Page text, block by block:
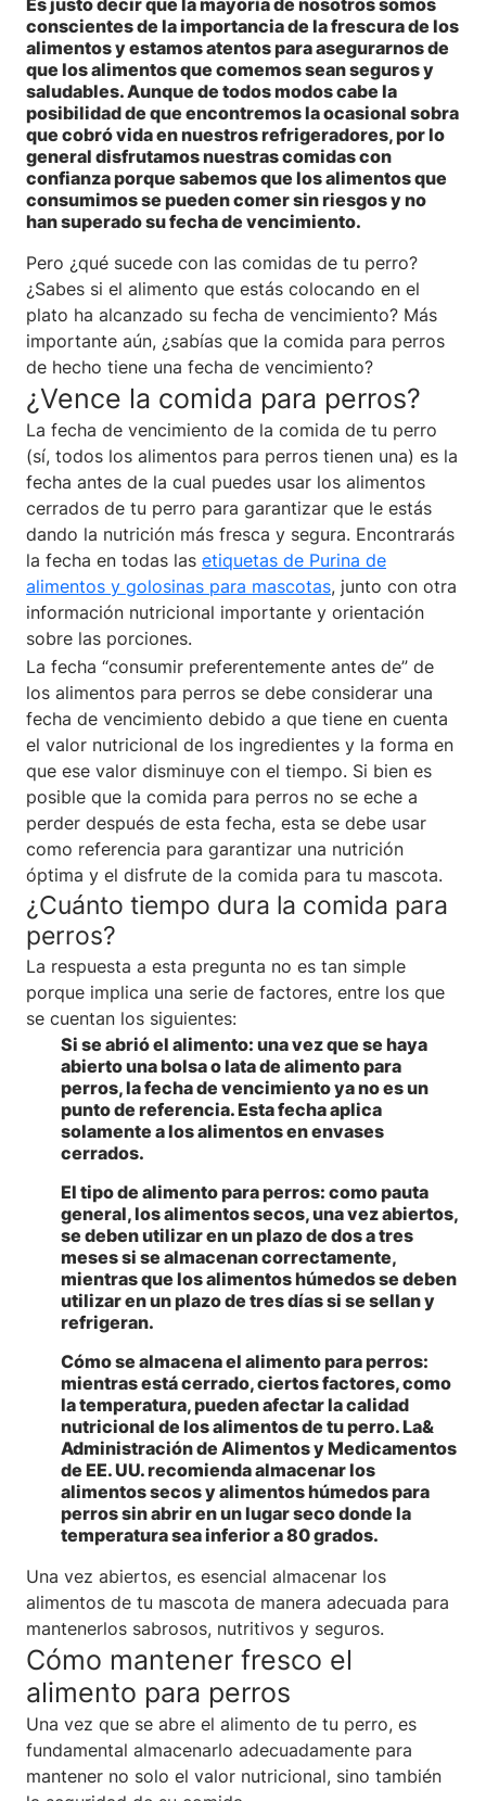
conscientes de la importancia de la frescura de los
alimentos y estamos atentos para asegurarnos de
que los alimentos que comemos sean seguros y
saludables. Aunque de todos modos cabe la
posibilidad de que encontremos la ocasional sobra
que cobró vida en nuestros refrigeradores, por lo
general disfrutamos nuestras comidas con
confianza porque sabemos que los alimentos que
consumimos se pueden comer sin riesgos y no
han superado su fecha de vencimiento.
Pero ¿qué sucede con las comidas de tu perro?
¿Sabes si el alimento que estás colocando en el
plato ha alcanzado su fecha de vencimiento? Más
importante aún, ¿sabías que la comida para perros
de hecho tiene una fecha de vencimiento?
¿Vence la comida para perros?
La fecha de vencimiento de la comida de tu perro
(sí, todos los alimentos para perros tienen una) es la
fecha antes de la cual puedes usar los alimentos
cerrados de tu perro para garantizar que le estás
dando la nutrición más fresca y segura. Encontrarás
la fecha en todas las etiquetas de Purina de
alimentos y golosinas para mascotas, junto con otra
información nutricional importante y orientación
sobre las porciones.
La fecha “consumir preferentemente antes de” de
los alimentos para perros se debe considerar una
fecha de vencimiento debido a que tiene en cuenta
el valor nutricional de los ingredientes y la forma en
que ese valor disminuye con el tiempo. Si bien es
posible que la comida para perros no se eche a
perder después de esta fecha, esta se debe usar
como referencia para garantizar una nutrición
óptima y el disfrute de la comida para tu mascota.
¿Cuánto tiempo dura la comida para
perros?
La respuesta a esta pregunta no es tan simple
porque implica una serie de factores, entre los que
se cuentan los siguientes:
Si se abrió el alimento: una vez que se haya
abierto una bolsa o lata de alimento para
perros, la fecha de vencimiento ya no es un
punto de referencia. Esta fecha aplica
solamente a los alimentos en envases
cerrados.
El tipo de alimento para perros: como pauta
general, los alimentos secos, una vez abiertos,
se deben utilizar en un plazo de dos a tres
meses si se almacenan correctamente,
mientras que los alimentos húmedos se deben
utilizar en un plazo de tres días si se sellan y
refrigeran.
Cómo se almacena el alimento para perros:
mientras está cerrado, ciertos factores, como
la temperatura, pueden afectar la calidad
nutricional de los alimentos de tu perro. La&
Administración de Alimentos y Medicamentos
de EE. UU. recomienda almacenar los
alimentos secos y alimentos húmedos para
perros sin abrir en un lugar seco donde la
temperatura sea inferior a 80 grados.
Una vez abiertos, es esencial almacenar los
alimentos de tu mascota de manera adecuada para
mantenerlos sabrosos, nutritivos y seguros.
Cómo mantener fresco el
alimento para perros
Una vez que se abre el alimento de tu perro, es
fundamental almacenarlo adecuadamente para
mantener no solo el valor nutricional, sino también